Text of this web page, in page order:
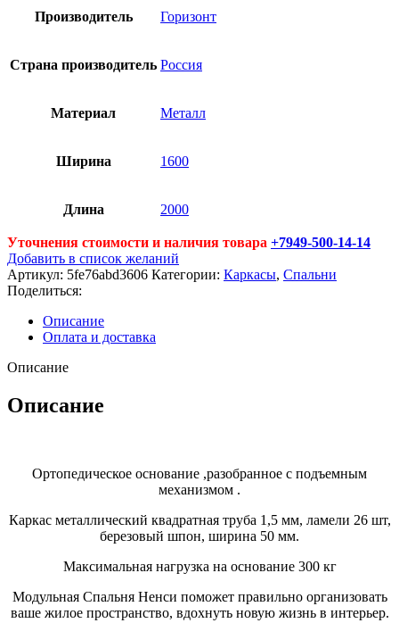
Производитель Горизонт
Страна производитель Россия
Материал Металл
Ширина 1600
Длина 2000
Уточнения стоимости и наличия товара +7949-500-14-14
Добавить в список желаний
Артикул: 5fe76abd3606 Категории: Каркасы, Спальни
Поделиться:
Описание
Оплата и доставка
Описание
Описание
Ортопедическое основание ,разобранное с подъемным
механизмом .
Каркас металлический квадратная труба 1,5 мм, ламели 26 шт,
березовый шпон, ширина 50 мм.
Максимальная нагрузка на основание 300 кг
Модульная Спальня Ненси поможет правильно организовать
ваше жилое пространство, вдохнуть новую жизнь в интерьер.